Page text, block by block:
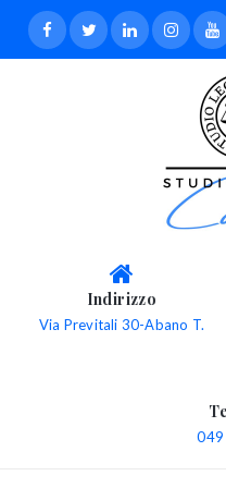
Indirizzo
Via Previtali 30-Abano T.